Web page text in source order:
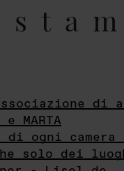
di
MARTA
di ogni
che solo dei